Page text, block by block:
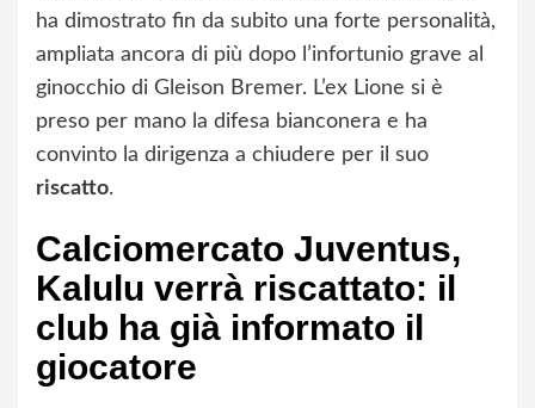
ha dimostrato fin da subito una forte personalità,
ampliata ancora di più dopo l’infortunio grave al
ginocchio di Gleison Bremer. L’ex Lione si è
preso per mano la difesa bianconera e ha
convinto la dirigenza a chiudere per il suo
riscatto.
Calciomercato Juventus,
Kalulu verrà riscattato: il
club ha già informato il
giocatore